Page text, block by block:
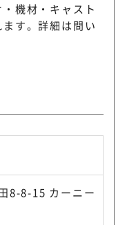
機材・キャスト
す。詳細は問い
8-8-15 カーニー